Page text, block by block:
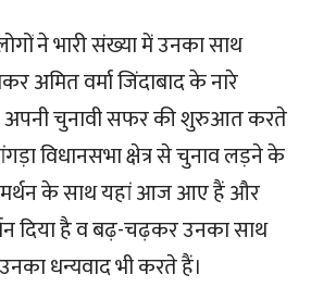
ने भारी संख्या में उनका साथ
अमित वर्मा जिंदाबाद के नारे
अपनी चुनावी सफर की शुरुआत करते
विधानसभा क्षेत्र से चुनाव लड़ने के
के साथ यहां आज आए हैं और
दिया है व बढ़-चढ़कर उनका साथ
धन्यवाद भी करते हैं।